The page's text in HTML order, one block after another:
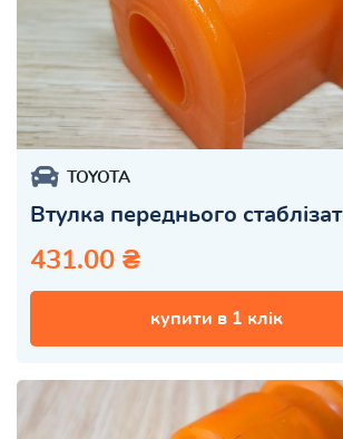
TOYOTA
Втулка переднього
431.00 ₴
купити в 1 клік